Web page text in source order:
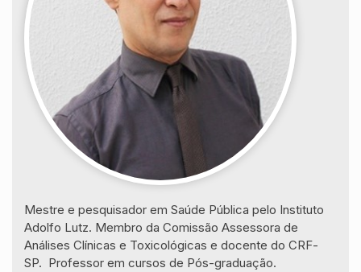
Mestre e pesquisador em Saúde Pública pelo Instituto
Adolfo Lutz. Membro da Comissão Assessora de
Análises Clínicas e Toxicológicas e docente do CRF-
SP. Professor em cursos de Pós-graduação.